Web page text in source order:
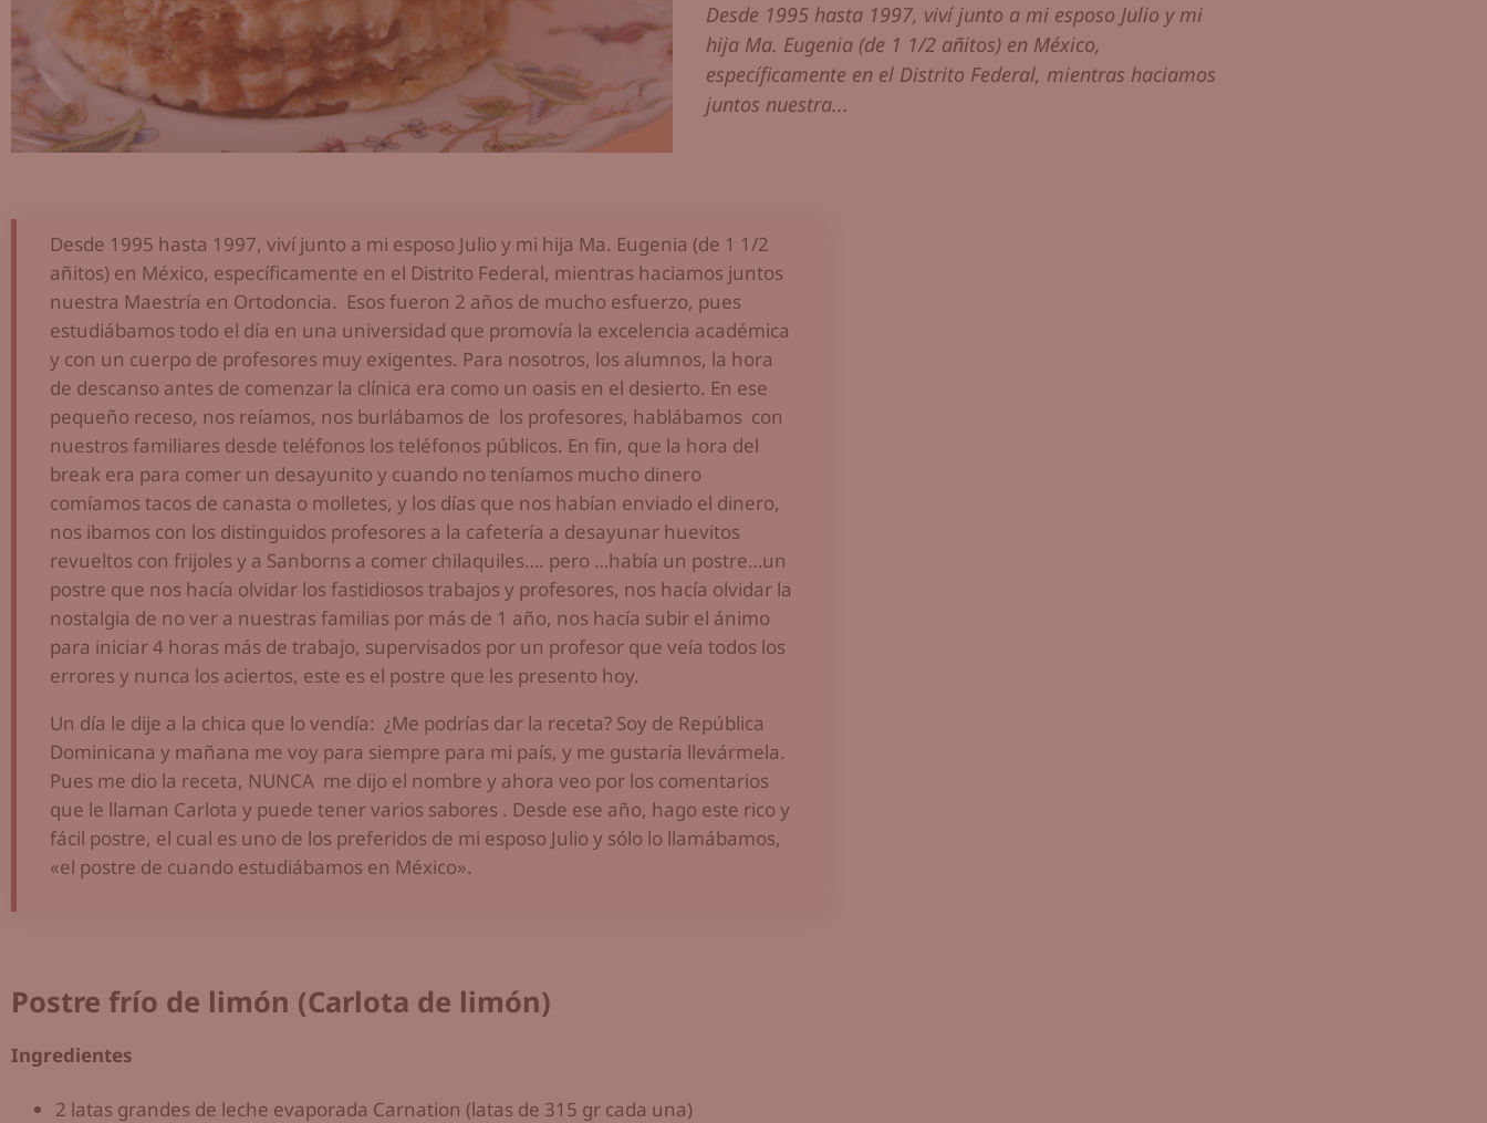
Desde 1995 hasta 1997, viví junto a mi esposo Julio y mi
hija Ma. Eugenia (de 1 1/2 añitos) en México,
específicamente en el Distrito Federal, mientras haciamos
juntos nuestra...
Desde 1995 hasta 1997, viví junto a mi esposo Julio y mi hija Ma. Eugenia (de 1 1/2
añitos) en México, específicamente en el Distrito Federal, mientras haciamos juntos
nuestra Maestría en Ortodoncia. Esos fueron 2 años de mucho esfuerzo, pues
estudiábamos todo el día en una universidad que promovía la excelencia académica
y con un cuerpo de profesores muy exigentes. Para nosotros, los alumnos, la hora
de descanso antes de comenzar la clínica era como un oasis en el desierto. En ese
pequeño receso, nos reíamos, nos burlábamos de los profesores, hablábamos con
nuestros familiares desde teléfonos los teléfonos públicos. En fin, que la hora del
break era para comer un desayunito y cuando no teníamos mucho dinero
comíamos tacos de canasta o molletes, y los días que nos habían enviado el dinero,
nos ibamos con los distinguidos profesores a la cafetería a desayunar huevitos
revueltos con frijoles y a Sanborns a comer chilaquiles…. pero …había un postre…un
postre que nos hacía olvidar los fastidiosos trabajos y profesores, nos hacía olvidar la
nostalgia de no ver a nuestras familias por más de 1 año, nos hacía subir el ánimo
para iniciar 4 horas más de trabajo, supervisados por un profesor que veía todos los
errores y nunca los aciertos, este es el postre que les presento hoy.
Un día le dije a la chica que lo vendía: ¿Me podrías dar la receta? Soy de República
Dominicana y mañana me voy para siempre para mi país, y me gustaría llevármela.
Pues me dio la receta, NUNCA me dijo el nombre y ahora veo por los comentarios
que le llaman Carlota y puede tener varios sabores . Desde ese año, hago este rico y
fácil postre, el cual es uno de los preferidos de mi esposo Julio y sólo lo llamábamos,
«el postre de cuando estudiábamos en México».
Postre frío de limón (Carlota de limón)
Ingredientes
2 latas grandes de leche evaporada Carnation (latas de 315 gr cada una)